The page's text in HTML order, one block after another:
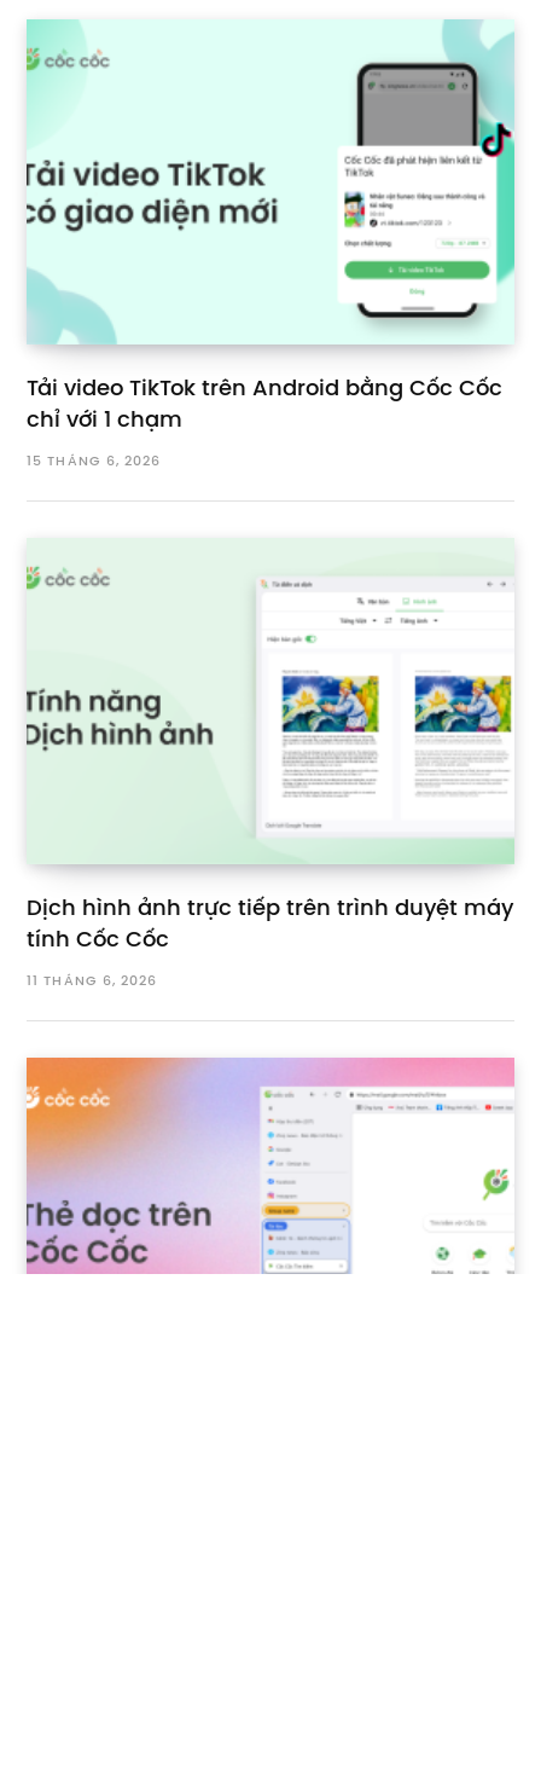
Tải video TikTok trên Android bằng Cốc Cốc
chỉ với 1 chạm
15 THÁNG 6, 2026
Dịch hình ảnh trực tiếp trên trình duyệt máy
tính Cốc Cốc
11 THÁNG 6, 2026